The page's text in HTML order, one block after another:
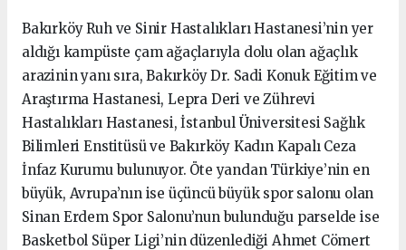
Bakırköy Ruh ve Sinir Hastalıkları Hastanesi’nin yer
aldığı kampüste çam ağaçlarıyla dolu olan ağaçlık
arazinin yanı sıra, Bakırköy Dr. Sadi Konuk Eğitim ve
Araştırma Hastanesi, Lepra Deri ve Zührevi
Hastalıkları Hastanesi, İstanbul Üniversitesi Sağlık
Bilimleri Enstitüsü ve Bakırköy Kadın Kapalı Ceza
İnfaz Kurumu bulunuyor. Öte yandan Türkiye’nin en
büyük, Avrupa’nın ise üçüncü büyük spor salonu olan
Sinan Erdem Spor Salonu’nun bulunduğu parselde ise
Basketbol Süper Ligi’nin düzenlediği Ahmet Cömert